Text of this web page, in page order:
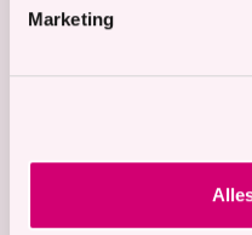
Marketing
Tijdelijke zorg
Bekijk onze 9 locaties
Snel naar